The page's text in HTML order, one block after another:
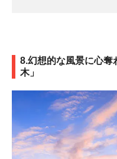
8.幻想的な風景に心奪
木」